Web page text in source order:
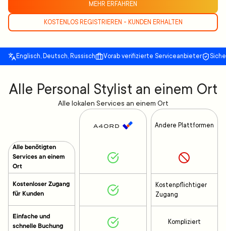
MEHR ERFAHREN
KOSTENLOS REGISTRIEREN - KUNDEN ERHALTEN
Englisch, Deutsch, Russisch Vorab verifizierte Serviceanbieter
Alle Personal Stylist an einem Ort
Alle lokalen Services an einem Ort
Alle benötigten
Services an einem
Ort
Kostenloser Zugang
für Kunden
Einfache und
schnelle Buchung
Andere Plattformen
Kostenpflichtiger
Zugang
Kompliziert